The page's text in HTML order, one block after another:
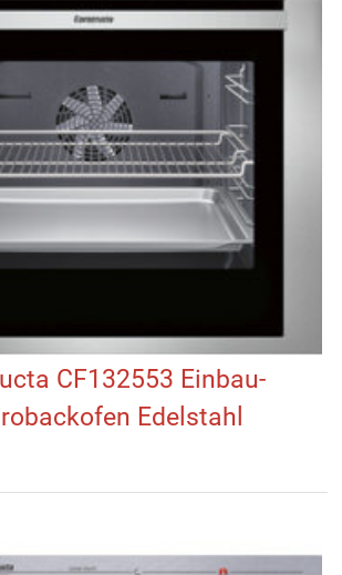
CF132553 Einbau-
Edelstahl